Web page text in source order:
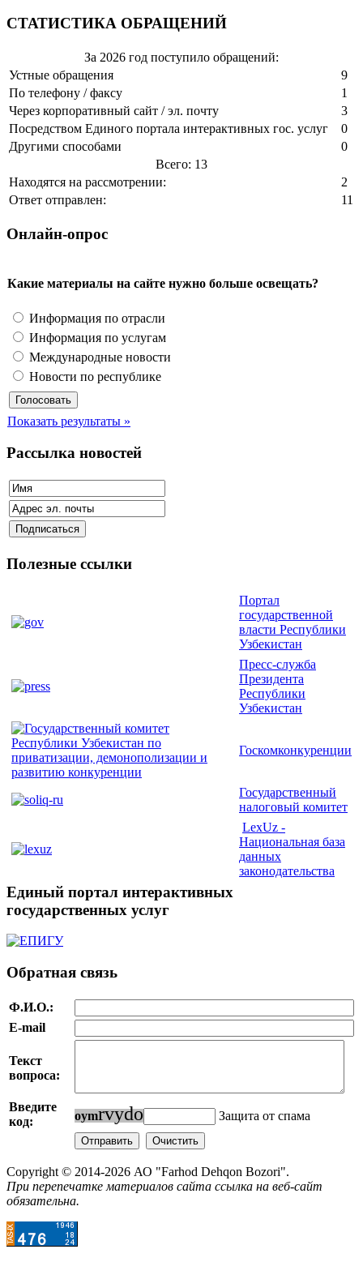
СТАТИСТИКА ОБРАЩЕНИЙ
За 2026 год поступило обращений:
Устные обращения
9
По телефону / факсу
1
Через корпоративный сайт / эл. почту
3
Посредством Единого портала интерактивных гос. услуг
0
Другими способами
0
Всего: 13
Находятся на рассмотрении:
2
Ответ отправлен:
11
Онлайн-опрос
Какие материалы на сайте нужно больше освещать?
Информация по отрасли
Информация по услугам
Международные новости
Новости по республике
Показать результаты »
Рассылка новостей
Полезные ссылки
Портал
государственной
власти Республики
Узбекистан
Пресс-служба
Президента
Республики
Узбекистан
Госкомконкуренции
Государственный
налоговый комитет
LexUz -
Национальная база
данных
законодательства
Единый портал интерактивных
государственных услуг
Обратная связь
Ф.И.О.:
E-mail
Текст
вопроса:
Введите
код:
oymrvydo Защита от спама
Copyright © 2014-2026 АО "Farhod Dehqon Bozori".
При перепечатке материалов сайта ссылка на веб-сайт
обязательна.